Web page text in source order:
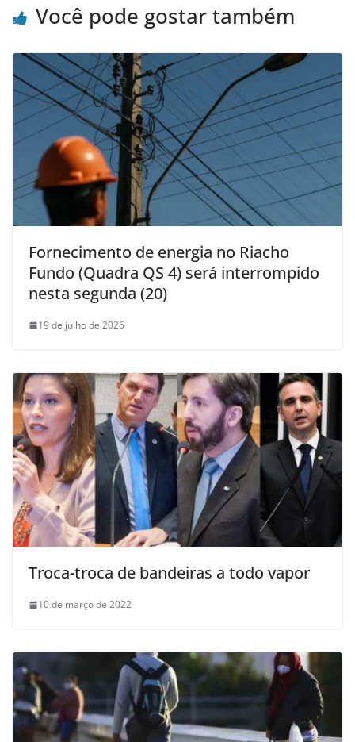
Você pode gostar também
Fornecimento de energia no Riacho
Fundo (Quadra QS 4) será interrompido
nesta segunda (20)
19 de julho de 2026
Troca-troca de bandeiras a todo vapor
10 de março de 2022